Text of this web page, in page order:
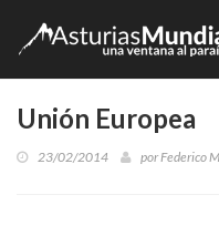
Unión Europea
23/02/2014 porFederico